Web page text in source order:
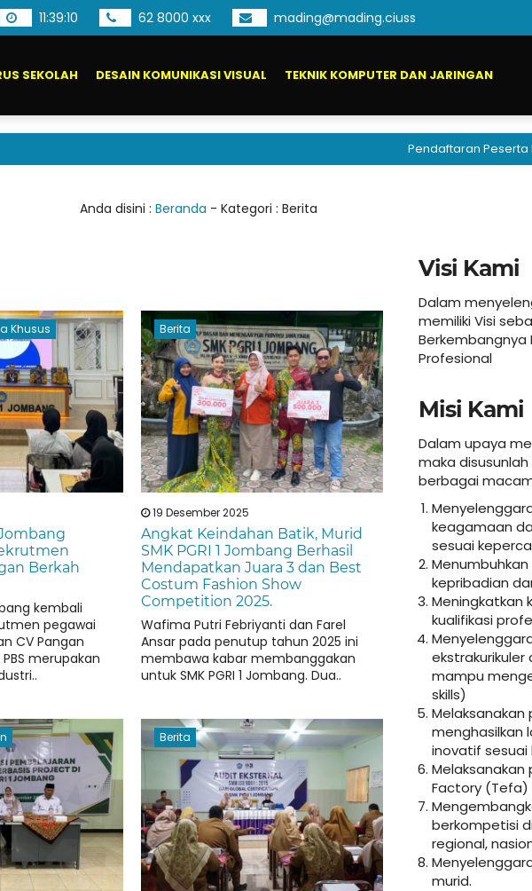
11:39:11 62 8000 xxx mading@mading.ciuss
SEKOLAH DESAIN KOMUNIKASI VISUAL TEKNIK KOMPUTER DAN JARINGAN
Pendaftaran Peserta Didik
Anda disini : Beranda - Kategori : Berita
Khusus
Berkah
kembali
pegawai
CV Pangan
merupakan
Berita
19 Desember 2025
Angkat Keindahan Batik, Murid
SMK PGRI 1 Jombang Berhasil
Mendapatkan Juara 3 dan Best
Costum Fashion Show
Competition 2025.
Wafima Putri Febriyanti dan Farel
Ansar pada penutup tahun 2025 ini
membawa kabar membanggakan
untuk SMK PGRI 1 Jombang. Dua..
Berita
Visi Kami
Dalam
memiliki Visi
Berkembangnya
Profesional
Misi Kami
Dalam upaya
maka
berbagai
keagamaan
sesuai
kepribadian
Meningkatkan
kualifikasi
ekstrakurikuler
mampu
skills)
menghasilkan
inovatif sesuai
Factory (Tefa)
berkompetisi
regional,
murid.